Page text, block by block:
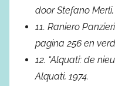
door Stefano
11. Raniero
pagina 256 en
12. “Alquati: de
Alquati, 1974.